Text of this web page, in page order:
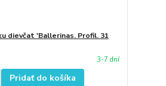
dievčat 'Ballerinas. Profil. 31
3-7 dní
Pridať do košíka